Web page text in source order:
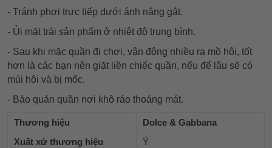
- Tránh phơi trực tiếp dưới ánh nắng gắt.
- Ủi mặt trái sản phẩm ở nhiệt độ trung bình.
- Sau khi mặc quần đi chơi, vận động nhiều ra mồ hôi, tốt
hơn là các bạn nên giặt liền chiếc quần, nếu để lâu sẽ có
mùi hôi và bị mốc.
- Bảo quản quần nơi khô ráo thoáng mát.
Thương hiệu
Dolce & Gabbana
Xuất xứ thương hiệu
Ý